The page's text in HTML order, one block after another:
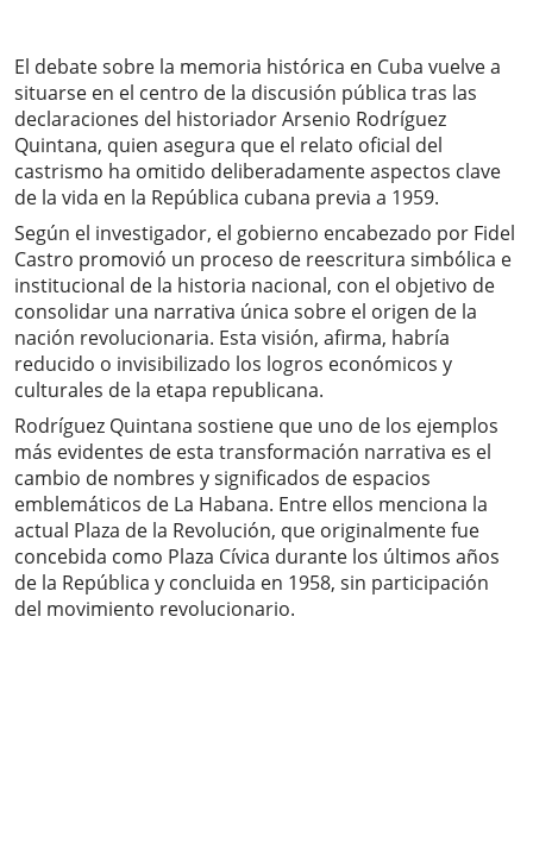
El debate sobre la memoria histórica en Cuba vuelve a
situarse en el centro de la discusión pública tras las
declaraciones del historiador Arsenio Rodríguez
Quintana, quien asegura que el relato oficial del
castrismo ha omitido deliberadamente aspectos clave
de la vida en la República cubana previa a 1959.
Según el investigador, el gobierno encabezado por Fidel
Castro promovió un proceso de reescritura simbólica e
institucional de la historia nacional, con el objetivo de
consolidar una narrativa única sobre el origen de la
nación revolucionaria. Esta visión, afirma, habría
reducido o invisibilizado los logros económicos y
culturales de la etapa republicana.
Rodríguez Quintana sostiene que uno de los ejemplos
más evidentes de esta transformación narrativa es el
cambio de nombres y significados de espacios
emblemáticos de La Habana. Entre ellos menciona la
actual Plaza de la Revolución, que originalmente fue
concebida como Plaza Cívica durante los últimos años
de la República y concluida en 1958, sin participación
del movimiento revolucionario.